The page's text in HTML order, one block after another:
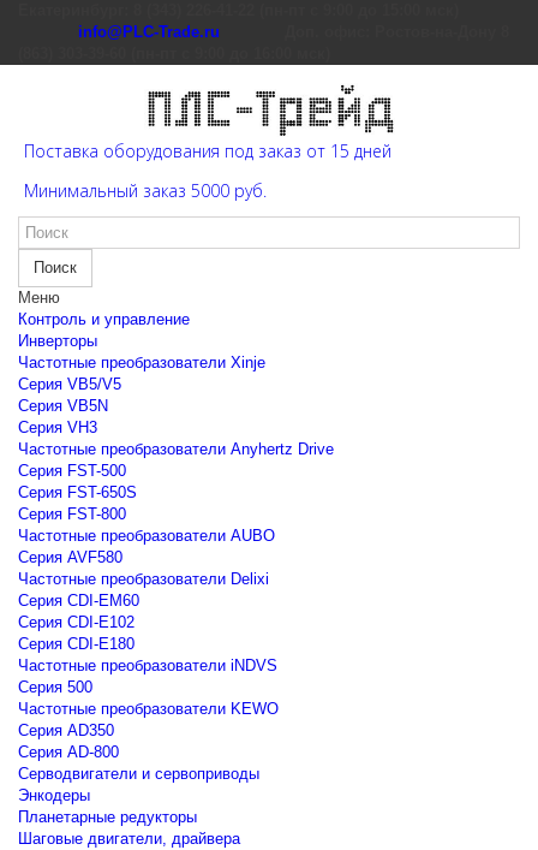
info@PLC-Trade.ru
Поставка оборудования под заказ от 15 дней
Минимальный заказ 5000 руб.
Поиск
Меню
Контроль и управление
Инверторы
Частотные преобразователи Xinje
Cерия VB5/V5
Cерия VB5N
Cерия VH3
Частотные преобразователи Anyhertz Drive
Серия FST-500
Серия FST-650S
Серия FST-800
Частотные преобразователи AUBO
Серия AVF580
Частотные преобразователи Delixi
Серия CDI-EM60
Серия CDI-E102
Серия CDI-E180
Частотные преобразователи iNDVS
Серия 500
Частотные преобразователи KEWO
Серия AD350
Серия AD-800
Серводвигатели и сервоприводы
Энкодеры
Планетарные редукторы
Шаговые двигатели, драйвера